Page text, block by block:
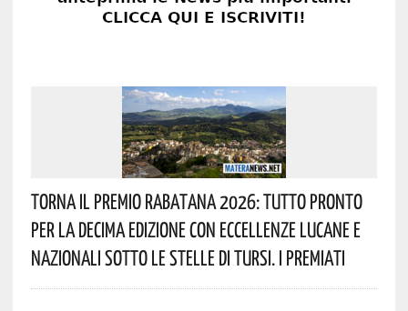
Torna Il Premio Rabatana 2026: Tutto Pronto
Per La Decima Edizione Con Eccellenze Lucane E
Nazionali Sotto Le Stelle Di Tursi. I Premiati